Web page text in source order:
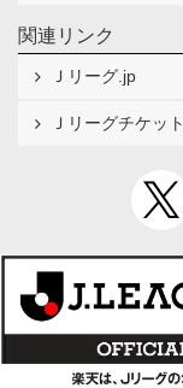
関連リンク
Ｊリーグ.jp
Ｊリーグチケット